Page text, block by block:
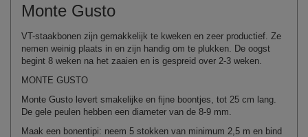
Monte Gusto
VT-staakbonen zijn gemakkelijk te kweken en zeer productief. Ze
nemen weinig plaats in en zijn handig om te plukken. De oogst
begint 8 weken na het zaaien en is gespreid over 2-3 weken.
MONTE GUSTO
Monte Gusto levert smakelijke en fijne boontjes, tot 25 cm lang.
De gele peulen hebben een diameter van de 8-9 mm.
Maak een bonentipi: neem 5 stokken van minimum 2,5 m en bind